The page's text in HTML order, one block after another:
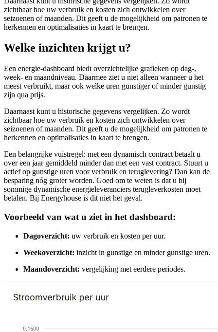
zichtbaar hoe uw verbruik en kosten zich ontwikkelen over
seizoenen of maanden. Dit geeft u de mogelijkheid om patronen te
herkennen en optimalisaties in kaart te brengen.
Welke inzichten krijgt u?
Een energie-dashboard biedt overzichtelijke grafieken op dag-,
week- en maandniveau. Daarmee ziet u niet alleen wanneer u het
meest verbruikt, maar ook welke uren gunstiger of minder gunstig
zijn qua prijs.
Daarnaast kunt u historische gegevens vergelijken. Zo wordt
zichtbaar hoe uw verbruik en kosten zich ontwikkelen over
seizoenen of maanden. Dit geeft u de mogelijkheid om patronen te
herkennen en optimalisaties in kaart te brengen.
Een belangrijke vuistregel: met een dynamisch contract betaalt u
over een jaar gemiddeld minder dan met een vast contract. Stuurt u
actief op gunstige uren voor verbruik en teruglevering? Dan kan de
besparing nóg groter worden. Goed om te weten is dat u bij
sommige dynamische energieleveranciers terugleverkosten moet
betalen. Bij Energyhouse is dit niet het geval.
Voorbeeld van wat u ziet in het dashboard:
Dagoverzicht: uw verbruik en kosten per uur.
Weekoverzicht: inzicht in gunstige en minder gunstige uren.
Maandoverzicht: vergelijking met eerdere periodes.